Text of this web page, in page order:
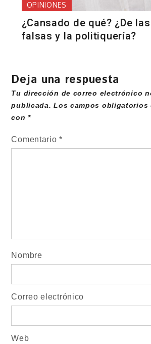
OPINIONES
¿Cansado de qué? ¿De
falsas y la politiquería?
Deja una respuesta
Tu dirección de correo electrónico
publicada. Los campos obligatorios
con*
Comentario*
Nombre
Correo electrónico
Web